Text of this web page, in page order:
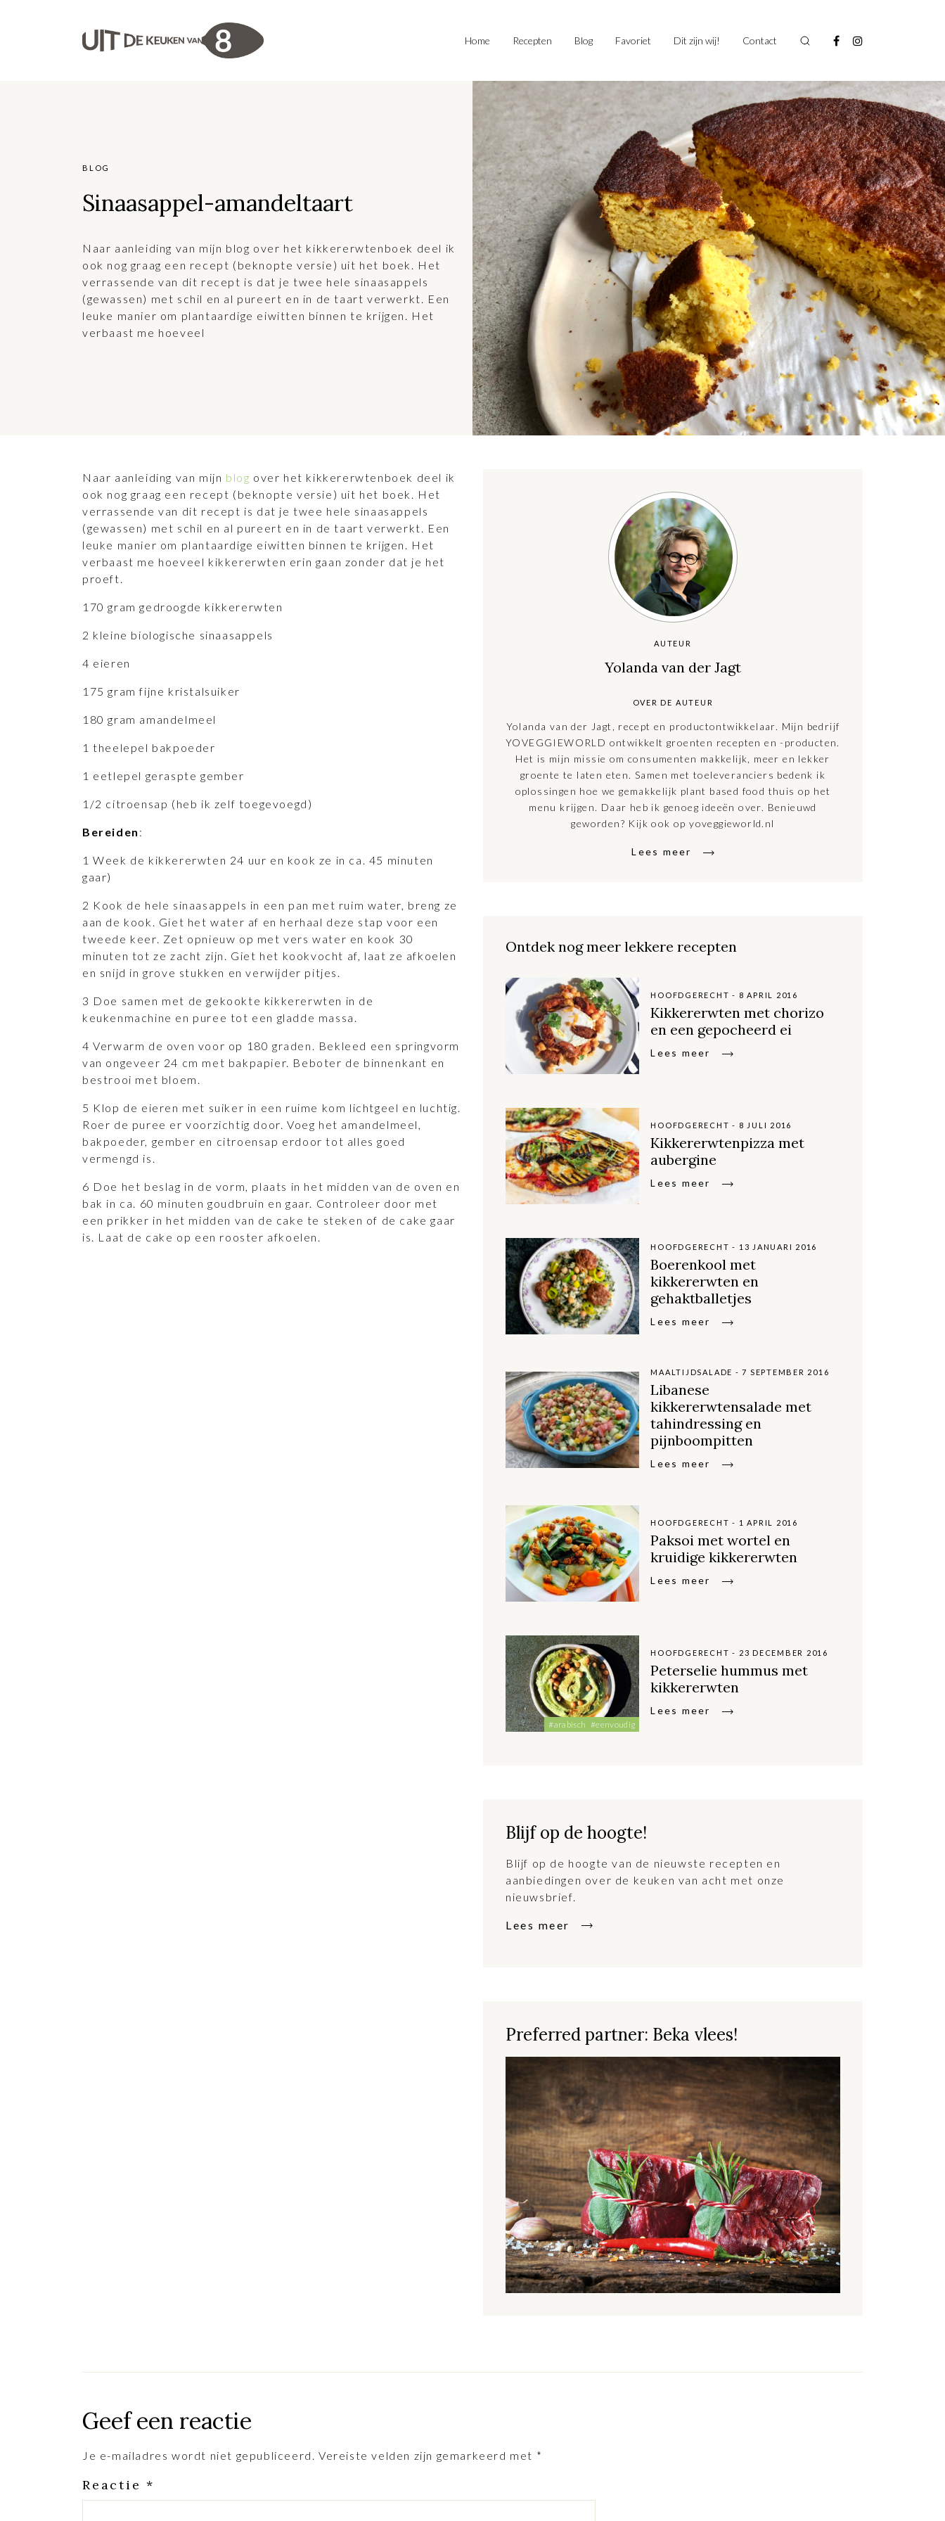
Home Recepten Blog Favoriet Dit zijn wij! Contact
BLOG
Sinaasappel-amandeltaart
Naar aanleiding van mijn blog over het kikkererwtenboek deel ik
ook nog graag een recept (beknopte versie) uit het boek. Het
verrassende van dit recept is dat je twee hele sinaasappels
(gewassen) met schil en al pureert en in de taart verwerkt. Een
leuke manier om plantaardige eiwitten binnen te krijgen. Het
verbaast me hoeveel
Naar aanleiding van mijn blog over het kikkererwtenboek deel ik
ook nog graag een recept (beknopte versie) uit het boek. Het
verrassende van dit recept is dat je twee hele sinaasappels
(gewassen) met schil en al pureert en in de taart verwerkt. Een
leuke manier om plantaardige eiwitten binnen te krijgen. Het
verbaast me hoeveel kikkererwten erin gaan zonder dat je het
proeft.
170 gram gedroogde kikkererwten
2 kleine biologische sinaasappels
4 eieren
175 gram fijne kristalsuiker
180 gram amandelmeel
1 theelepel bakpoeder
1 eetlepel geraspte gember
1/2 citroensap (heb ik zelf toegevoegd)
Bereiden :
1 Week de kikkererwten 24 uur en kook ze in ca. 45 minuten
gaar)
2 Kook de hele sinaasappels in een pan met ruim water, breng ze
aan de kook. Giet het water af en herhaal deze stap voor een
tweede keer. Zet opnieuw op met vers water en kook 30
minuten tot ze zacht zijn. Giet het kookvocht af, laat ze afkoelen
en snijd in grove stukken en verwijder pitjes.
3 Doe samen met de gekookte kikkererwten in de
keukenmachine en puree tot een gladde massa.
4 Verwarm de oven voor op 180 graden. Bekleed een springvorm
van ongeveer 24 cm met bakpapier. Beboter de binnenkant en
bestrooi met bloem.
5 Klop de eieren met suiker in een ruime kom lichtgeel en luchtig.
Roer de puree er voorzichtig door. Voeg het amandelmeel,
bakpoeder, gember en citroensap erdoor tot alles goed
vermengd is.
6 Doe het beslag in de vorm, plaats in het midden van de oven en
bak in ca. 60 minuten goudbruin en gaar. Controleer door met
een prikker in het midden van de cake te steken of de cake gaar
is. Laat de cake op een rooster afkoelen.
AUTEUR
Yolanda van der Jagt
OVER DE AUTEUR
Yolanda van der Jagt, recept en productontwikkelaar. Mijn bedrijf
YOVEGGIEWORLD ontwikkelt groenten recepten en -producten.
Het is mijn missie om consumenten makkelijk, meer en lekker
groente te laten eten. Samen met toeleveranciers bedenk ik
oplossingen hoe we gemakkelijk plant based food thuis op het
menu krijgen. Daar heb ik genoeg ideeën over. Benieuwd
geworden? Kijk ook op yoveggieworld.nl
Lees meer
Ontdek nog meer lekkere recepten
HOOFDGERECHT - 8 APRIL 2016
Kikkererwten met chorizo
en een gepocheerd ei
Lees meer
HOOFDGERECHT - 8 JULI 2016
Kikkererwtenpizza met
aubergine
Lees meer
HOOFDGERECHT - 13 JANUARI 2016
Boerenkool met
kikkererwten en
gehaktballetjes
Lees meer
MAALTIJDSALADE - 7 SEPTEMBER 2016
Libanese
kikkererwtensalade met
tahindressing en
pijnboompitten
Lees meer
HOOFDGERECHT - 1 APRIL 2016
Paksoi met wortel en
kruidige kikkererwten
Lees meer
#arabisch #eenvoudig
HOOFDGERECHT - 23 DECEMBER 2016
Peterselie hummus met
kikkererwten
Lees meer
Blijf op de hoogte!
Blijf op de hoogte van de nieuwste recepten en
aanbiedingen over de keuken van acht met onze
nieuwsbrief.
Lees meer
Preferred partner: Beka vlees!
Geef een reactie
Je e-mailadres wordt niet gepubliceerd. Vereiste velden zijn gemarkeerd met *
Reactie*